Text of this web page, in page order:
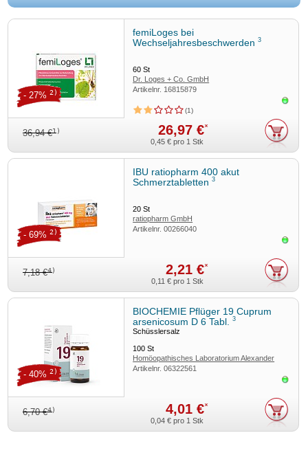
femiLoges bei
Wechseljahresbeschwerden3
60St
Dr. Loges + Co. GmbH
Artikelnr. 16815879
1
36,94 €1) 26,97 €*
- 27% 2)
0,45 € pro 1 Stk
IBU ratiopharm 400 akut
Schmerztabletten3
20St
ratiopharm GmbH
Artikelnr.00266040
7,18 €4) 2,21 €*
- 69% 2)
0,11 € pro 1 Stk
BIOCHEMIE Pflüger 19 Cuprum
arsenicosum D 6 Tabl.3
Schüsslersalz
100St
Homöopathisches Laboratorium Alexander
Pflüger GmbH & Co. KG
Artikelnr.06322561
6,70 €4) 4,01 €*
- 40% 2)
0,04 € pro 1 Stk